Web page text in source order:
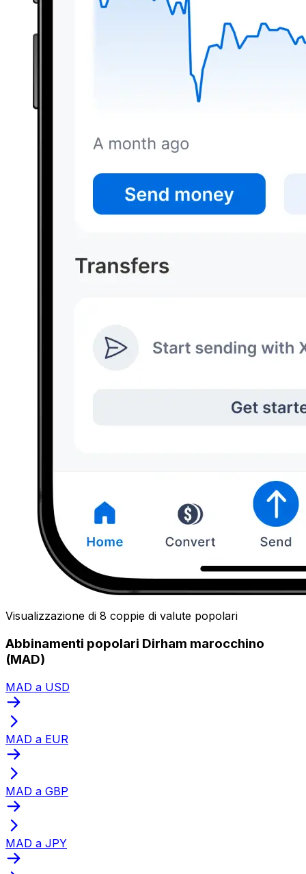
Visualizzazione di 8 coppie di valute popolari
Abbinamenti popolari Dirham marocchino
(MAD)
MAD a USD
MAD a EUR
MAD a GBP
MAD a JPY